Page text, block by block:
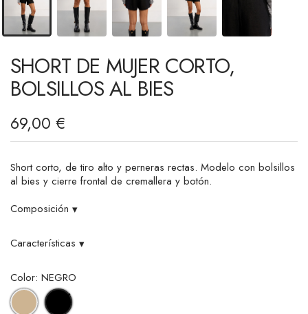
SHORT DE MUJER CORTO,
BOLSILLOS AL BIES
69,00 €
Short corto, de tiro alto y perneras rectas. Modelo con bolsillos
al bies y cierre frontal de cremallera y botón.
Composición ▾
Características ▾
Color: NEGRO
BEIGE NEGRO